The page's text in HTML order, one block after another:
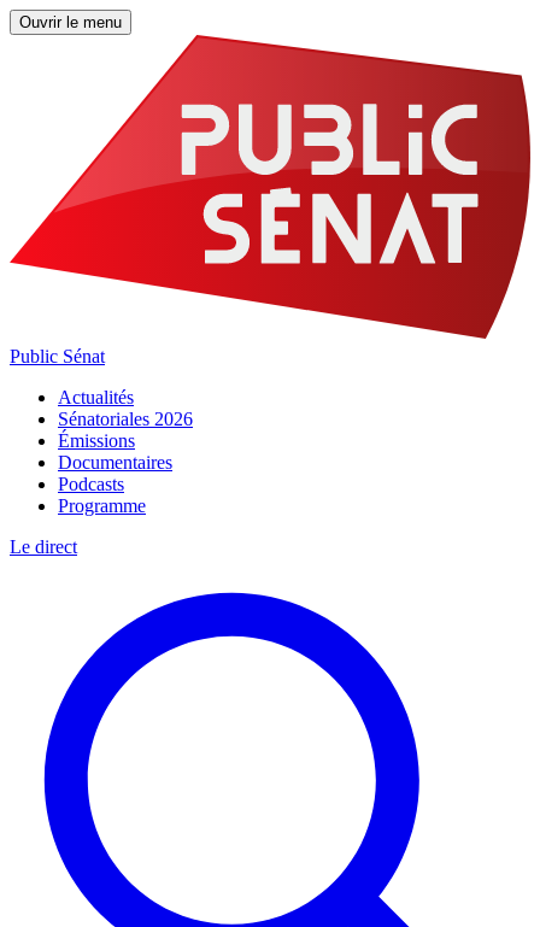
Ouvrir le menu
Public Sénat
Actualités
Sénatoriales 2026
Émissions
Documentaires
Podcasts
Programme
Le direct